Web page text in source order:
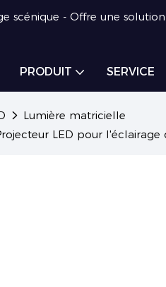
scénique - Offre une solution
PRODUIT SERVICE
Lumière matricielle
LED pour